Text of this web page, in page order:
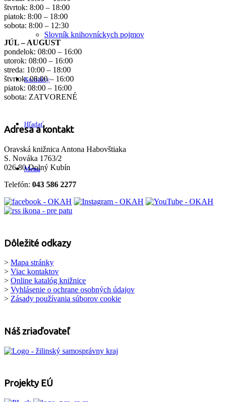
Slovník knihovníckych pojmov
Kontakty
Hľadať
Menu
štvrtok: 8:00 – 18:00
piatok: 8:00 – 18:00
sobota: 8:00 – 12:30
JÚL – AUGUST
pondelok: 08:00 – 16:00
utorok: 08:00 – 16:00
streda: 10:00 – 18:00
štvrtok: 08:00 – 16:00
piatok: 08:00 – 16:00
sobota: ZATVORENÉ
Adresa a kontakt
Oravská knižnica Antona Habovštiaka
S. Nováka 1763/2
026 80 Dolný Kubín
Telefón: 043 586 2277
Dôležité odkazy
> Mapa stránky
> Viac kontaktov
> Online katalóg knižnice
> Vyhlásenie o ochrane osobných údajov
> Zásady používania súborov cookie
Náš zriaďovateľ
Projekty EÚ